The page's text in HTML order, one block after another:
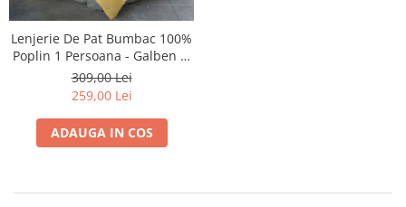
Lenjerie De Pat Bumbac 100%
Poplin 1 Persoana - Galben Si
Gri
309,00 Lei
259,00 Lei
ADAUGA IN COS